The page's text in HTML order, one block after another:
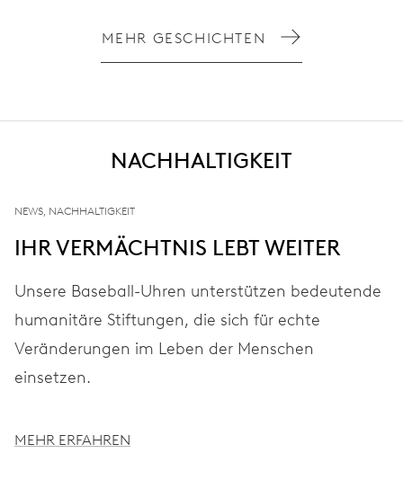
MEHR GESCHICHTEN
NACHHALTIGKEIT
NEWS, NACHHALTIGKEIT
IHR VERMÄCHTNIS LEBT WEITER
Unsere Baseball-Uhren unterstützen bedeutende
humanitäre Stiftungen, die sich für echte
Veränderungen im Leben der Menschen
einsetzen.
MEHR ERFAHREN